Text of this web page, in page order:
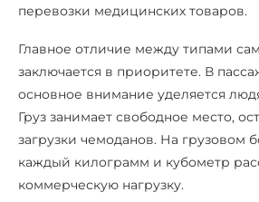
перевозки медицинских товаров.
Главное отличие между типами
заключается в приоритете. В
основное внимание уделяется
Груз занимает свободное место,
загрузки чемоданов. На грузовом
каждый килограмм и кубометр
коммерческую нагрузку.